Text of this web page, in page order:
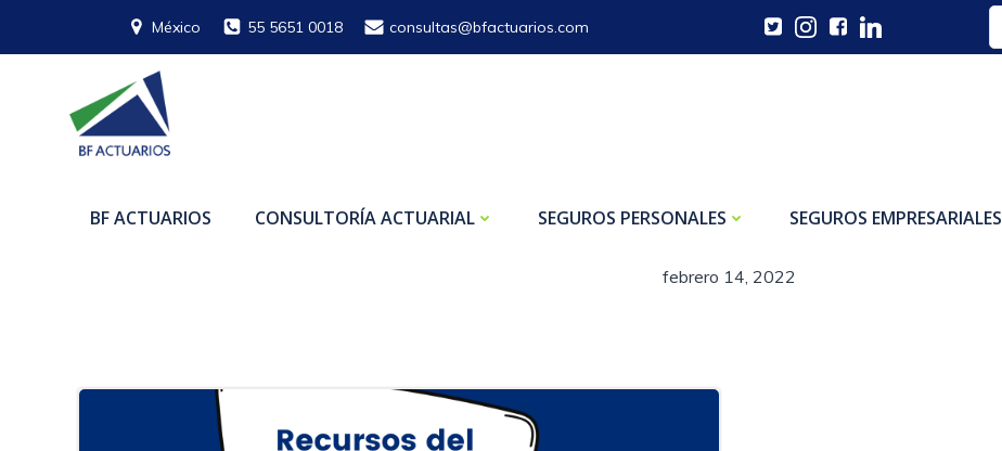
México 55 5651 0018 consultas@bfactuarios.com
BF ACTUARIOS CONSULTORÍA ACTUARIAL SEGUROS PERSONALES SEGUROS EMPRESARIALES
febrero 14, 2022